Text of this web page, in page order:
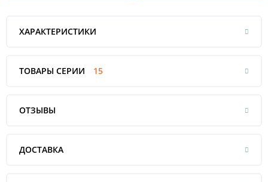
ХАРАКТЕРИСТИКИ
ТОВАРЫ СЕРИИ 15
ОТЗЫВЫ
ДОСТАВКА